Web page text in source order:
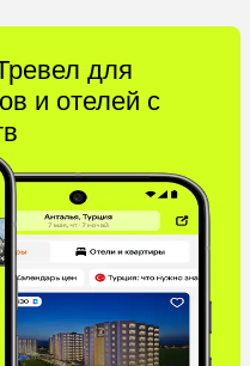
для
и отелей с